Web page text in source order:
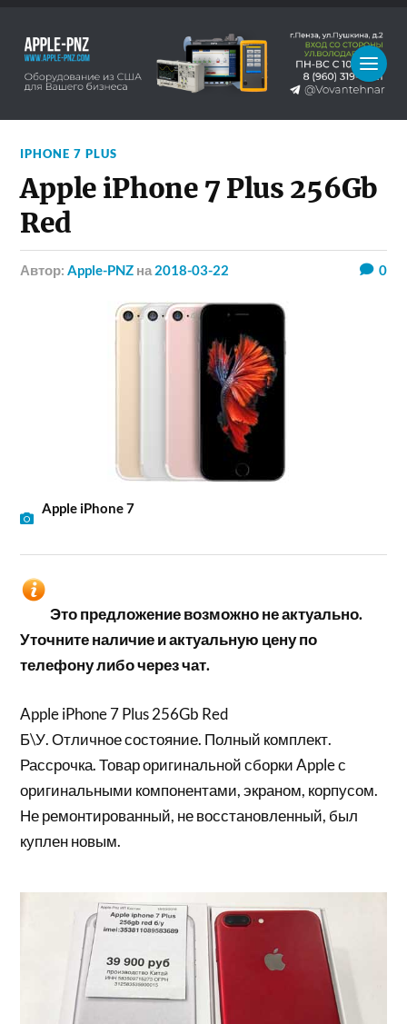
IPHONE 7 PLUS
Apple iPhone 7 Plus 256Gb
Red
Автор:Apple-PNZ на 2018-03-22 0
Apple iPhone 7
Это предложение возможно не актуально.
Уточните наличие и актуальную цену по
телефону либо через чат.
Apple iPhone 7 Plus 256Gb Red
Б\У. Отличное состояние. Полный комплект.
Рассрочка. Товар оригинальной сборки Apple с
оригинальными компонентами, экраном, корпусом.
Не ремонтированный, не восстановленный, был
куплен новым.